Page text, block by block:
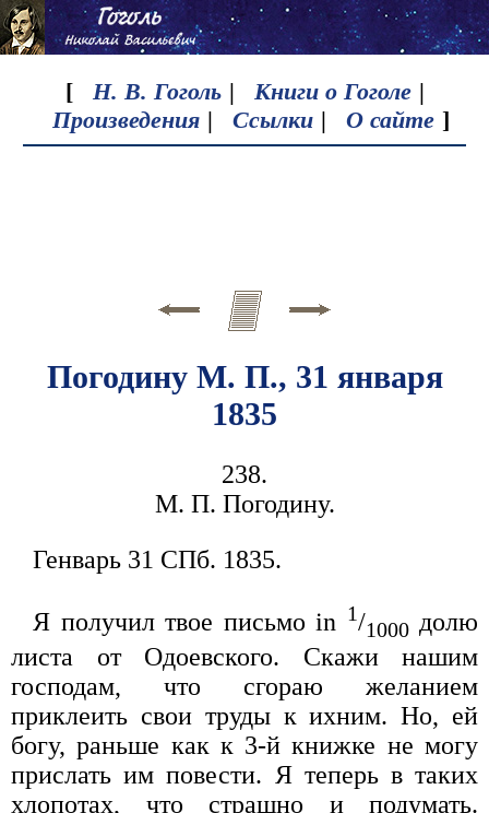
[ Н. В. Гоголь | Книги о Гоголе |
Произведения | Ссылки | О сайте ]
Погодину М. П., 31 января
1835
238.
М. П. Погодину.
Генварь 31 СПб. 1835.
Я получил твое письмо in 1/1000долю
листа от Одоевского. Скажи нашим
господам, что сгораю желанием
приклеить свои труды к ихним. Но, ей
богу, раньше как к 3-й книжке не могу
прислать им повести. Я теперь в таких
хлопотах, что страшно и подумать.